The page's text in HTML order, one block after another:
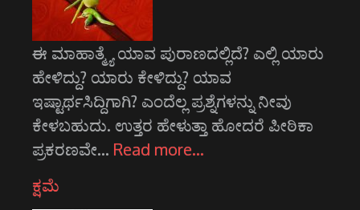
ಈ ಮಾಹಾತ್ಮ್ಯೆ ಯಾವ ಪುರಾಣದಲ್ಲಿದೆ? ಎಲ್ಲಿ ಯಾರು
ಹೇಳಿದ್ದು? ಯಾರು ಕೇಳಿದ್ದು? ಯಾವ
ಇಷ್ಟಾರ್ಥಸಿದ್ದಿಗಾಗಿ? ಎಂದೆಲ್ಲ ಪ್ರಶ್ನೆಗಳನ್ನು ನೀವು
ಕೇಳಬಹುದು. ಉತ್ತರ ಹೇಳುತ್ತಾ ಹೋದರೆ ಪೀಠಿಕಾ
ಪ್ರಕರಣವೇ… Read more…
ಕ್ಷಮೆ